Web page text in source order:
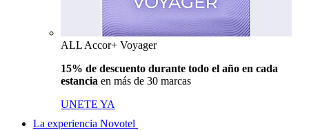
ALL Accor+ Voyager
15% de descuento durante todo el año en cada
estancia en más de 30 marcas
UNETE YA
La experiencia Novotel